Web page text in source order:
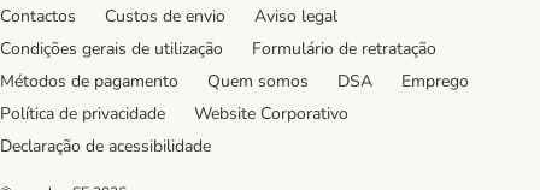
Contactos Custos de envio
Aviso legal
Condições gerais de utilização
Formulário de retratação
Métodos de pagamento
Quem somos DSA
Emprego
Política de privacidade
Website Corporativo
Declaração de acessibilidade